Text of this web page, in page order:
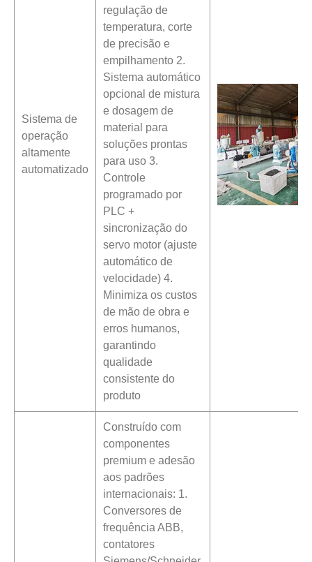
Sistema de
operação
altamente
automatizado
regulação de
temperatura, corte
de precisão e
empilhamento 2.
Sistema automático
opcional de mistura
e dosagem de
material para
soluções prontas
para uso 3.
Controle
programado por
PLC +
sincronização do
servo motor (ajuste
automático de
velocidade) 4.
Minimiza os custos
de mão de obra e
erros humanos,
garantindo
qualidade
consistente do
produto
Construído com
componentes
premium e adesão
aos padrões
internacionais: 1.
Conversores de
frequência ABB,
contatores